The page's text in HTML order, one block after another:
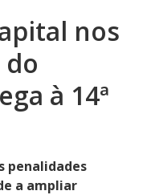
nos
à 14ª
penalidades
a ampliar